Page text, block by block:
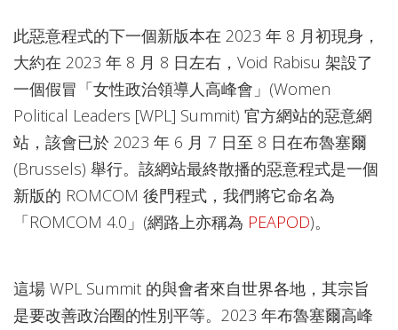
此惡意程式的下一個新版本在 2023 年 8 月初現身，
大約在 2023 年 8 月 8 日左右，Void Rabisu 架設了
一個假冒「女性政治領導人高峰會」(Women
Political Leaders [WPL] Summit) 官方網站的惡意網
站，該會已於 2023 年 6 月 7 日至 8 日在布魯塞爾
(Brussels) 舉行。該網站最終散播的惡意程式是一個
新版的 ROMCOM 後門程式，我們將它命名為
「ROMCOM 4.0」(網路上亦稱為 PEAPOD)。
這場 WPL Summit 的與會者來自世界各地，其宗旨
是要改善政治圈的性別平等。2023 年布魯塞爾高峰